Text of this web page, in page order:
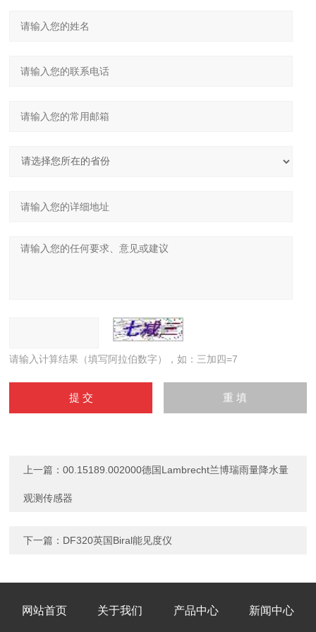
请输入计算结果（填写阿拉伯数字），如：三加四=7
上一篇：00.15189.002000德国Lambrecht兰博瑞雨量降水量
观测传感器
下一篇： DF320英国Biral能见度仪
网站首页 关于我们 产品中心 新闻中心